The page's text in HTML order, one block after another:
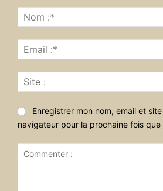
Enregistrer mon nom, email et
navigateur pour la prochaine fois que